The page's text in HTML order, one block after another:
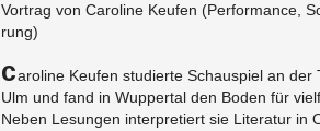
Vor­trag von Ca­ro­li­ne Keu­fen (Per­for­mance,
rung)
Ca­ro­li­ne Keu­fen stu­dier­te Schau­spiel an der
Ulm und fand in Wup­per­tal den Boden für
Neben Le­sun­gen in­ter­pre­tiert sie Li­te­ra­tur in